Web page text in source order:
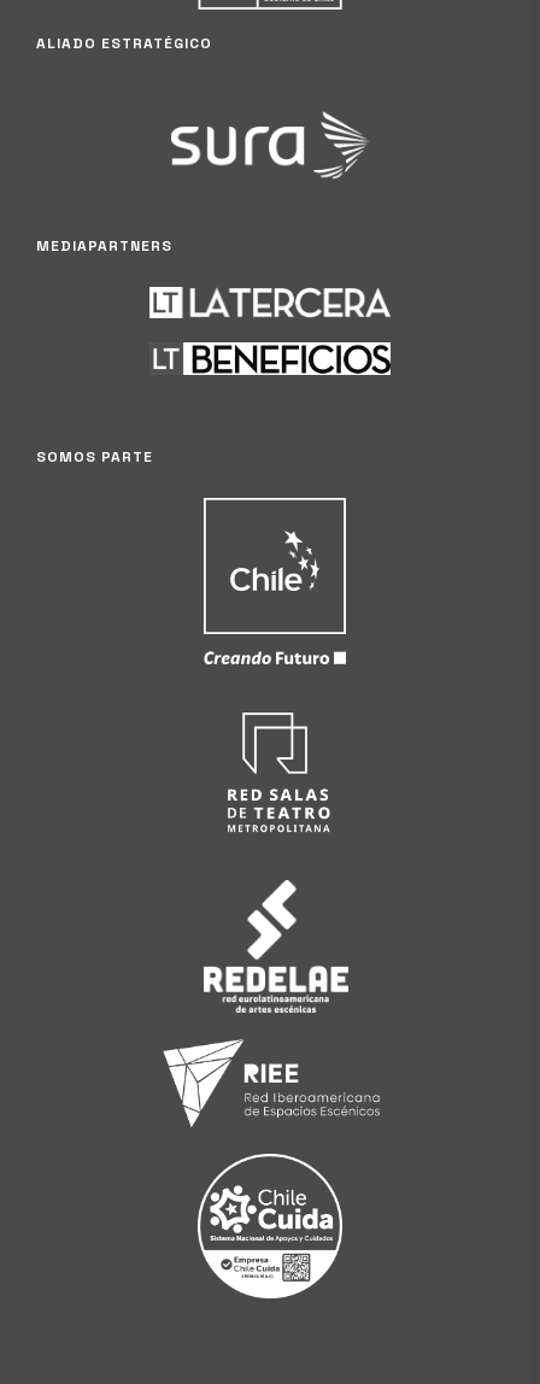
ALIADO ESTRATÉGICO
MEDIAPARTNERS
SOMOS PARTE